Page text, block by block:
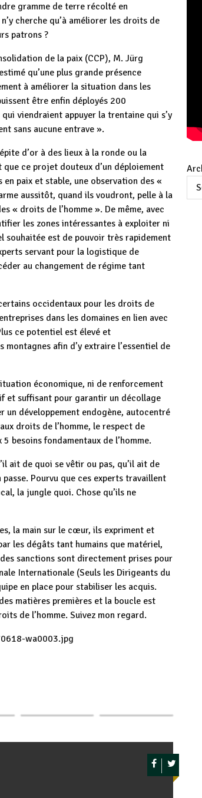
gramme de terre récolté en
cherche qu’à améliorer les droits de
patrons ?
de la paix (CCP), M. Jürg
qu’une plus grande présence
à améliorer la situation dans les
être enfin déployés 200
viendraient appuyer la trentaine qui s’y
sans aucune entrave ».
d’or à des lieux à la ronde ou la
ce projet douteux d’un déploiement
paix et stable, une observation des «
aussitôt, quand ils voudront, pelle à la
« droits de l’homme ». De même, avec
les zones intéressantes à exploiter ni
souhaitée est de pouvoir très rapidement
servant pour la logistique de
au changement de régime tant
occidentaux pour les droits de
dans les domaines en lien avec
ce potentiel est élevé et
afin d’y extraire l’essentiel de
économique, ni de renforcement
et suffisant pour garantir un décollage
un développement endogène, autocentré
droits de l’homme, le respect de
besoins fondamentaux de l’homme.
ait de quoi se vêtir ou pas, qu’il ait de
Pourvu que ces experts travaillent
la jungle quoi. Chose qu’ils ne
la main sur le cœur, ils expriment et
les dégâts tant humains que matériel,
sanctions sont directement prises pour
Internationale (Seuls les Dirigeants du
en place pour stabiliser les acquis.
matières premières et la boucle est
de l’homme. Suivez mon regard.